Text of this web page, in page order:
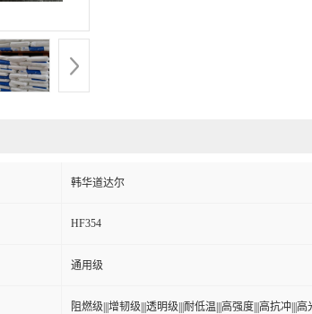
韩华道达尔
HF354
通用级
阻燃级|||增韧级|||透明级|||耐低温|||高强度|||高抗冲|||高